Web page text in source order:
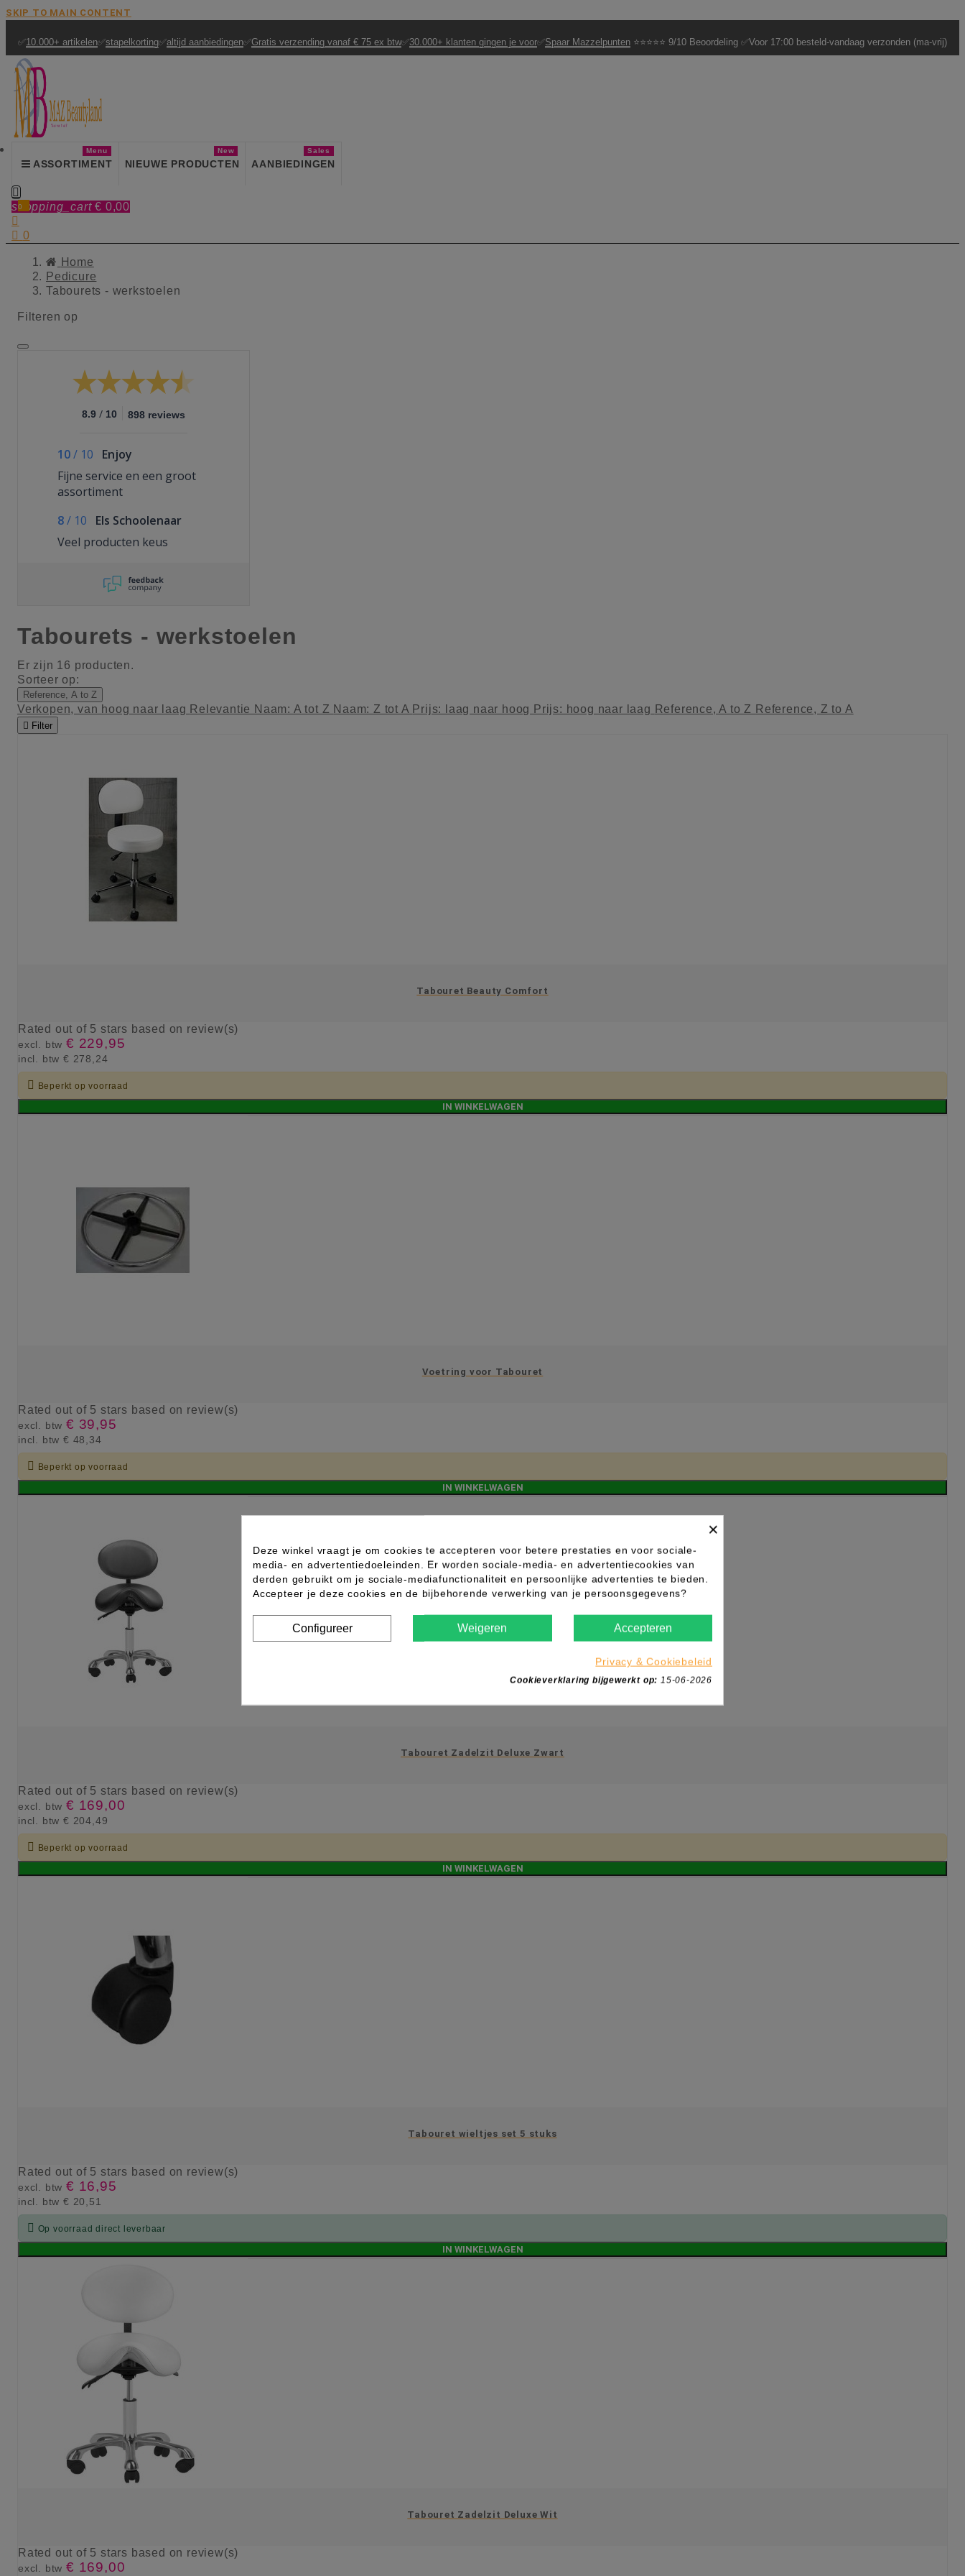
SKIP TO MAIN CONTENT
✅10.000+ artikelen✅stapelkorting✅altijd aanbiedingen✅Gratis verzending vanaf € 75 ex btw✅30.000+ klanten gingen je voor✅Spaar Mazzelpunten ⭐⭐⭐⭐⭐ 9/10 Beoordeling ✅Voor 17:00 besteld-vandaag verzonden (ma-vrij)
ASSORTIMENT
Menu
NIEUWE PRODUCTEN
New
AANBIEDINGEN
Sales

shopping_cart € 0,00
0

 0
Home
Pedicure
Tabourets - werkstoelen
Filteren op
8.9 / 10 898 reviews
10/ 10
Enjoy
Fijne service en een groot
assortiment
8/ 10
Els Schoolenaar
Veel producten keus
Tabourets - werkstoelen
Er zijn 16 producten.
Sorteer op:
Reference, A to Z
Verkopen, van hoog naar laag Relevantie Naam: A tot Z Naam: Z tot A Prijs: laag naar hoog Prijs: hoog naar laag Reference, A to Z Reference, Z to A
 Filter
Tabouret Beauty Comfort
Rated out of 5 stars based on review(s)
excl. btw € 229,95
incl. btw € 278,24
 Beperkt op voorraad
IN WINKELWAGEN
Voetring voor Tabouret
Rated out of 5 stars based on review(s)
excl. btw € 39,95
incl. btw € 48,34
 Beperkt op voorraad
IN WINKELWAGEN
Tabouret Zadelzit Deluxe Zwart
Rated out of 5 stars based on review(s)
excl. btw € 169,00
incl. btw € 204,49
 Beperkt op voorraad
IN WINKELWAGEN
Tabouret wieltjes set 5 stuks
Rated out of 5 stars based on review(s)
excl. btw € 16,95
incl. btw € 20,51
 Op voorraad direct leverbaar
IN WINKELWAGEN
Tabouret Zadelzit Deluxe Wit
Rated out of 5 stars based on review(s)
excl. btw € 169,00
×
Deze winkel vraagt je om cookies te accepteren voor betere prestaties en voor sociale-
media- en advertentiedoeleinden. Er worden sociale-media- en advertentiecookies van
derden gebruikt om je sociale-mediafunctionaliteit en persoonlijke advertenties te bieden.
Accepteer je deze cookies en de bijbehorende verwerking van je persoonsgegevens?
Configureer Weigeren Accepteren
Privacy & Cookiebeleid
Cookieverklaring bijgewerkt op: 15-06-2026